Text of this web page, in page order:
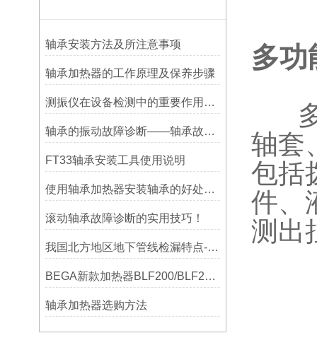
轴承安装方法及所注意事项
轴承加热器的工作原理及保养步骤
测振仪在设备检测中的重要作用之简析
轴承的振动故障诊断——轴承故障检测仪
FT33轴承安装工具使用说明
使用轴承加热器安装轴承的好处及优势——宁波利德
滚动轴承故障诊断的实用技巧！
我国北方地区地下管线检漏特点-宁波利德仪器
BEGA新款加热器BLF200/BLF201/BLF202参数选型表
轴承加热器选购方法
多功
多
轴套
包括
件、
测出